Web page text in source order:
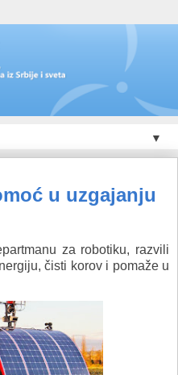
▼
u uzgajanju
za robotiku, razvili
čisti korov i pomaže u